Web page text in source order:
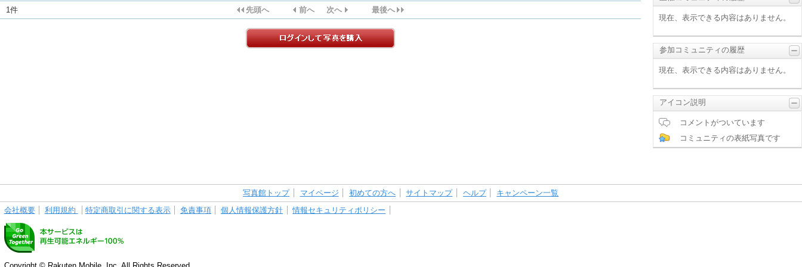
1件 先頭へ 前へ 次へ 最後へ
現在、表示できる内容はありません。
参加コミュニティの履歴
現在、表示できる内容はありません。
アイコン説明
コメントがついています
コミュニティの表紙写真です
写真館トップ マイページ 初めての方へ サイトマップ ヘルプ
キャンペーン一覧
会社概要
利用規約 特定商取引に関する表示 免責事項 個人情報保護方針 情報セキュリティポリシー